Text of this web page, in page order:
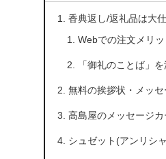
香典返し/返礼品は大
Webでの注文メリッ
「御礼のことば」
無料の挨拶状・メッセ
高島屋のメッセージカ
シュゼット(アンリシ